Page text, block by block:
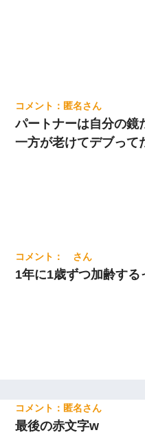
匿名
パートナーは自分の鏡
一方が老けてデブって
1年に1歳ずつ加齢する
匿名
最後の赤文字w